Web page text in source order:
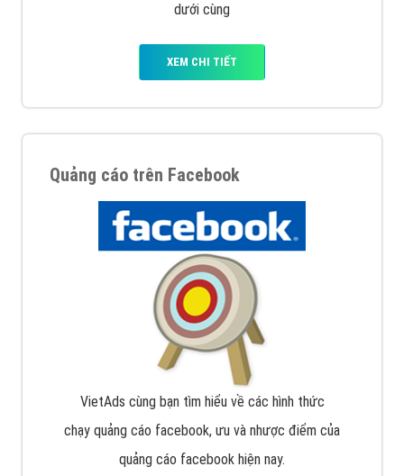
dưới cùng
XEM CHI TIẾT
Quảng cáo trên Facebook
VietAds cùng bạn tìm hiểu về các hình thức
chạy quảng cáo facebook, ưu và nhược điểm của
quảng cáo facebook hiện nay.